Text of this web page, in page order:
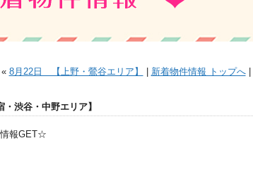
« 8月22日 【上野・鶯谷エリア】 新着物件情報 トップへ|
渋谷・中野エリア】
報GET☆